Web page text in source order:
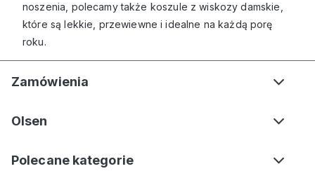
noszenia, polecamy także koszule z wiskozy damskie,
które są lekkie, przewiewne i idealne na każdą porę
roku.
Zamówienia
Olsen
Polecane kategorie